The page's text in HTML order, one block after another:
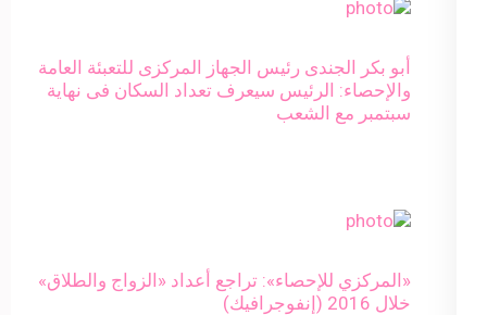
أبو بكر الجندى رئيس الجهاز المركزى للتعبئة العامة
والإحصاء: الرئيس سيعرف تعداد السكان فى نهاية
سبتمبر مع الشعب
«المركزي للإحصاء»: تراجع أعداد «الزواج والطلاق»
خلال 2016 (إنفوجرافيك)